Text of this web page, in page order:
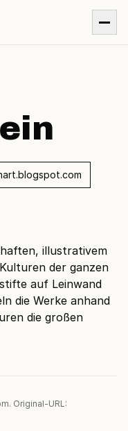
illustrativem
der ganzen
auf Leinwand
die Werke anhand
die großen
Original-URL: